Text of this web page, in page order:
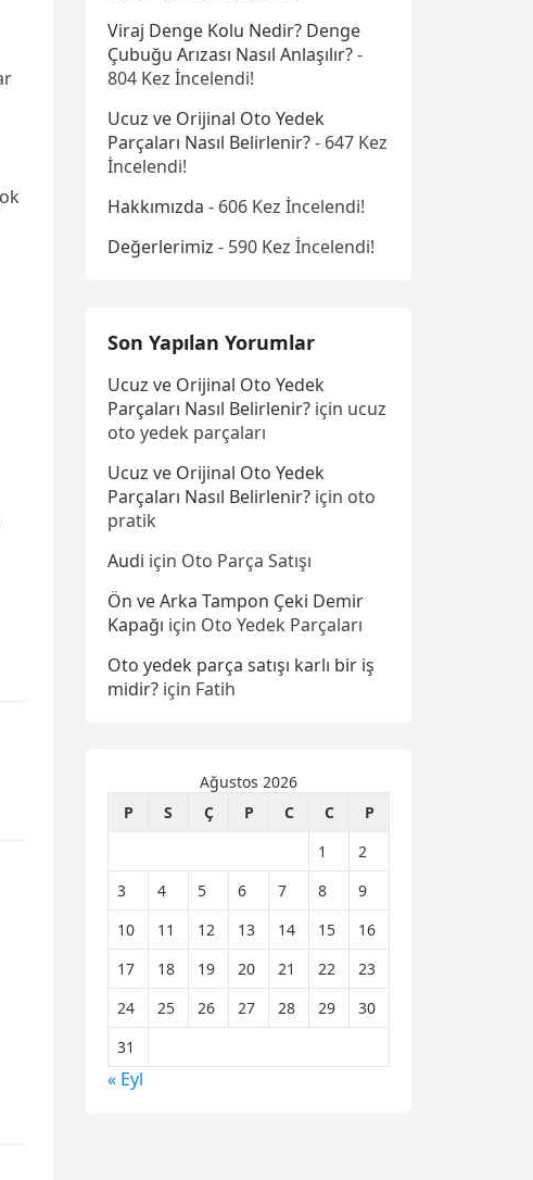
Viraj Denge Kolu Nedir? Denge
Çubuğu Arızası Nasıl Anlaşılır?-
804 Kez İncelendi!
Ucuz ve Orijinal Oto Yedek
Parçaları Nasıl Belirlenir?- 647 Kez
İncelendi!
Hakkımızda - 606 Kez İncelendi!
Değerlerimiz - 590 Kez İncelendi!
Son Yapılan Yorumlar
Ucuz ve Orijinal Oto Yedek
Parçaları Nasıl Belirlenir? için ucuz
oto yedek parçaları
Ucuz ve Orijinal Oto Yedek
Parçaları Nasıl Belirlenir? için oto
pratik
Audi için Oto Parça Satışı
Ön ve Arka Tampon Çeki Demir
Kapağı için Oto Yedek Parçaları
Oto yedek parça satışı karlı bir iş
midir? için Fatih
Ağustos 2026
P
S Ç P C C
P
1
2
3
4 5 6 7 8
9
10
11 12 13 14 15
16
17
18 19 20 21 22
23
24
25 26 27 28 29
30
31
« Eyl